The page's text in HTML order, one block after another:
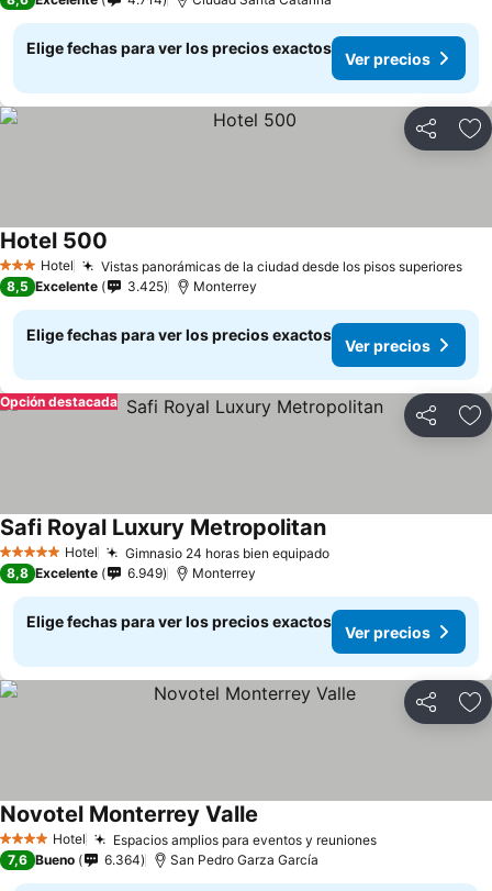
Elige fechas para ver los precios exactos
Ver precios
Compartir
3 Estrellas
Hotel Vistas panorámicas de la ciudad desde los pisos superiores
Hotel 500
8,5 Excelente 3.425 Monterrey
Elige fechas para ver los precios exactos
Ver precios
Compartir
Opción destacada
5 Estrellas Hotel Gimnasio 24 horas bien equipado
Safi Royal Luxury Metropolitan
8,8 Excelente 6.949 Monterrey
Elige fechas para ver los precios exactos
Ver precios
Compartir
4 EstrellasHotel Espacios amplios para eventos y reuniones
Novotel Monterrey Valle
7,6 Bueno 6.364 San Pedro Garza García